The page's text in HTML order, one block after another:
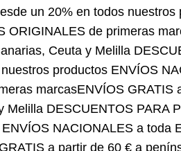
productosENVÍOS
ENVÍOS GRATIS a partir
PARA PROFESIONALES
PRODUCTOS
desde 150€ a Canarias,
en todos nuestros
de primeras marcas
DESCUENTOS PARA